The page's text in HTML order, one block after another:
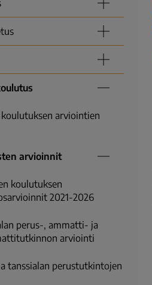
arviointien
arvioinnit
koulutuksen
2021-2026
perus-, ammatti- ja
arviointi
tanssialan perustutkintojen